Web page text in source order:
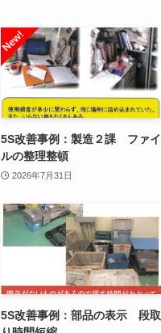
5S改善事例：製造２課 ファイ
ルの整理整頓
2026年7月31日
5S改善事例：部品の表示 段取